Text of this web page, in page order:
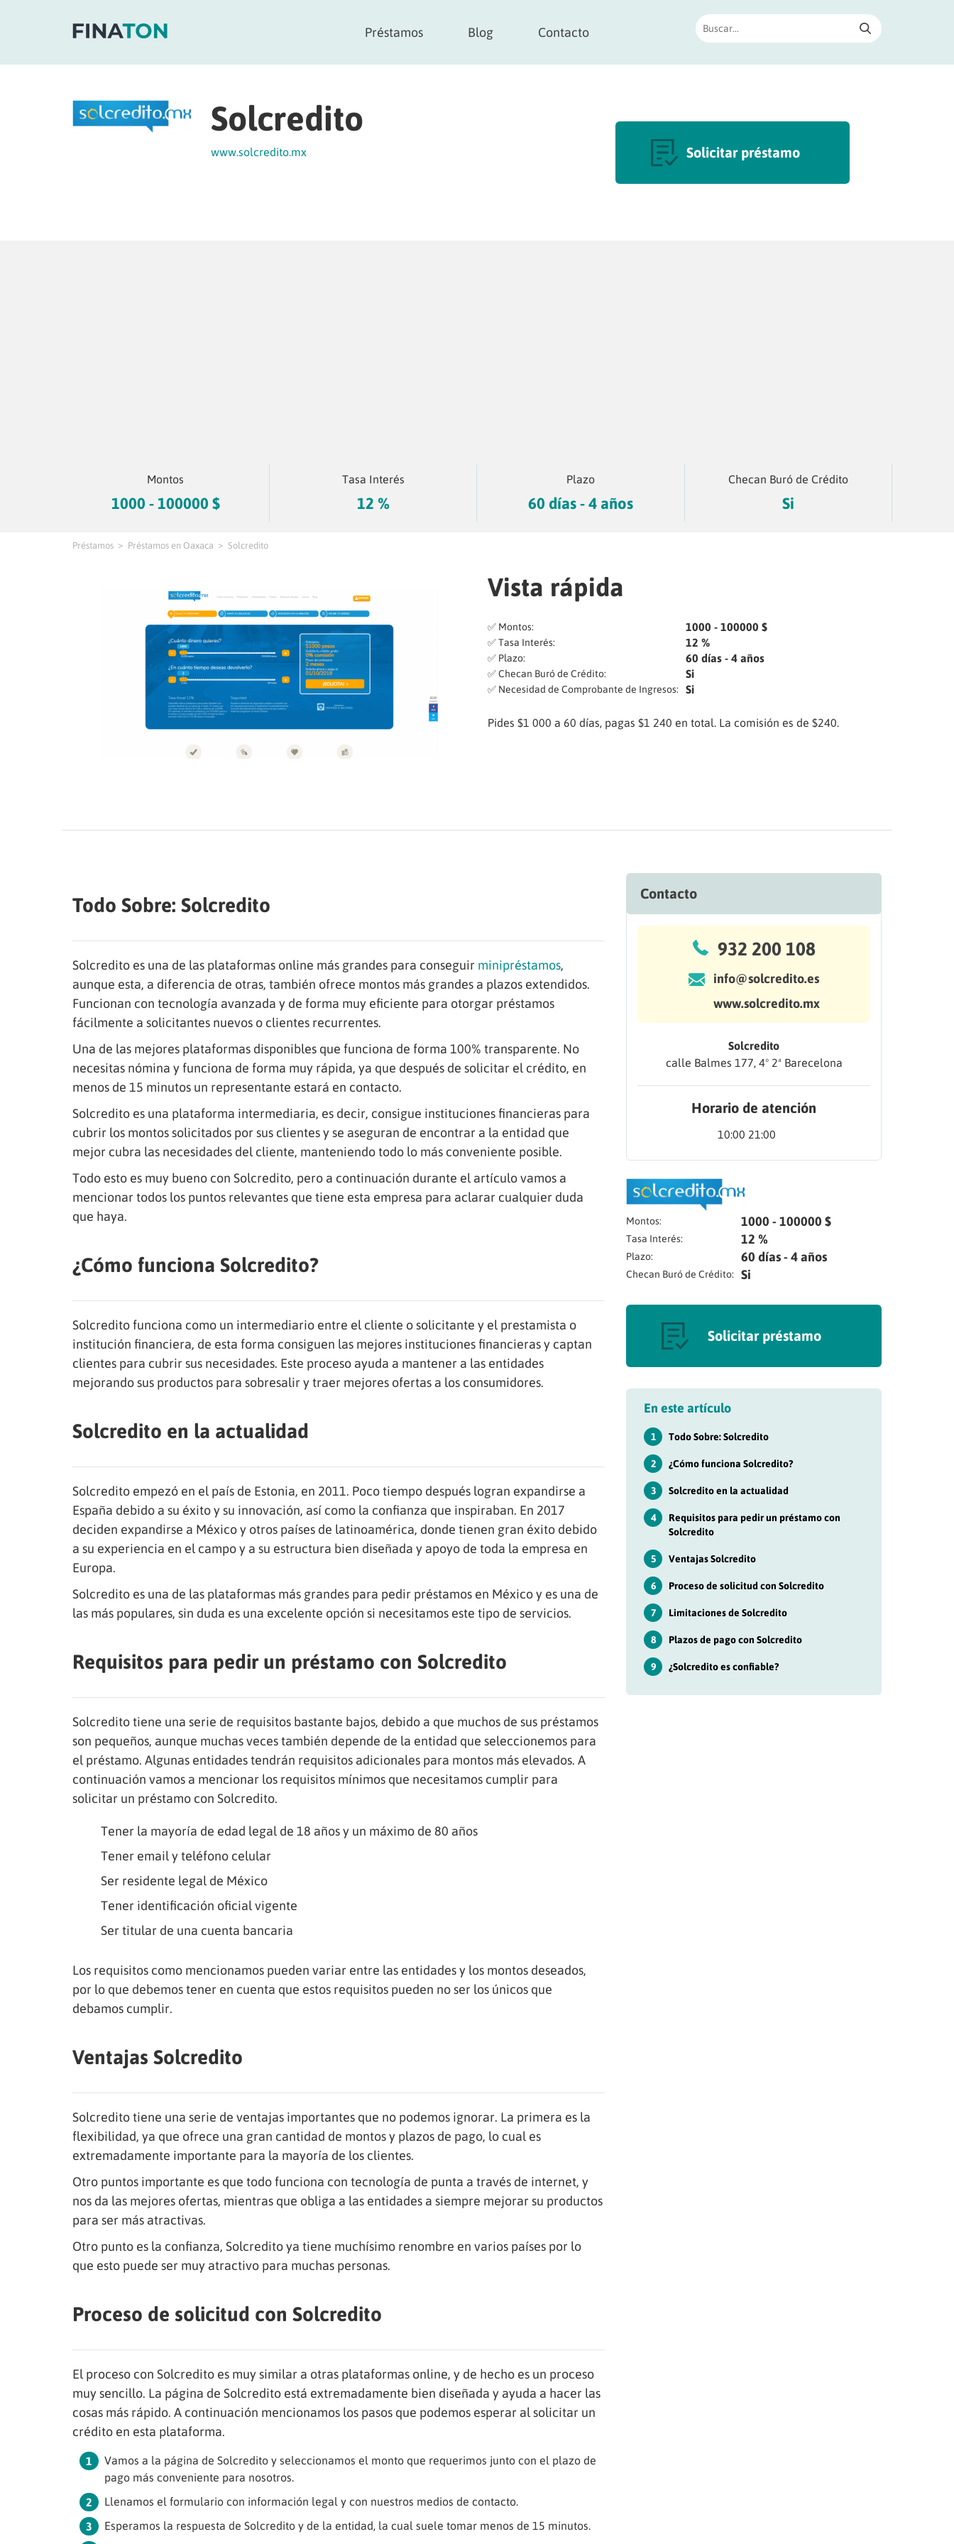
Préstamos Blog Contacto
Solcredito
www.solcredito.mx Solicitar préstamo
Montos
1000 - 100000 $
Tasa Interés
12 %
Plazo
60 días - 4 años
Checan Buró de Crédito
Si
Préstamos Préstamos en Oaxaca Solcredito
Vista rápida
✅ Montos: 1000 - 100000 $
✅ Tasa Interés: 12 %
✅ Plazo: 60 días - 4 años
✅ Checan Buró de Crédito: Si
✅ Necesidad de Comprobante de Ingresos: Si
Pides $1 000 a 60 días, pagas $1 240 en total. La comisión es de $240.
Todo Sobre: Solcredito
Solcredito es una de las plataformas online más grandes para conseguir minipréstamos,
aunque esta, a diferencia de otras, también ofrece montos más grandes a plazos extendidos.
Funcionan con tecnología avanzada y de forma muy eficiente para otorgar préstamos
fácilmente a solicitantes nuevos o clientes recurrentes.
Una de las mejores plataformas disponibles que funciona de forma 100% transparente. No
necesitas nómina y funciona de forma muy rápida, ya que después de solicitar el crédito, en
menos de 15 minutos un representante estará en contacto.
Solcredito es una plataforma intermediaria, es decir, consigue instituciones financieras para
cubrir los montos solicitados por sus clientes y se aseguran de encontrar a la entidad que
mejor cubra las necesidades del cliente, manteniendo todo lo más conveniente posible.
Todo esto es muy bueno con Solcredito, pero a continuación durante el artículo vamos a
mencionar todos los puntos relevantes que tiene esta empresa para aclarar cualquier duda
que haya.
¿Cómo funciona Solcredito?
Solcredito funciona como un intermediario entre el cliente o solicitante y el prestamista o
institución financiera, de esta forma consiguen las mejores instituciones financieras y captan
clientes para cubrir sus necesidades. Este proceso ayuda a mantener a las entidades
mejorando sus productos para sobresalir y traer mejores ofertas a los consumidores.
Solcredito en la actualidad
Solcredito empezó en el país de Estonia, en 2011. Poco tiempo después logran expandirse a
España debido a su éxito y su innovación, así como la confianza que inspiraban. En 2017
deciden expandirse a México y otros países de latinoamérica, donde tienen gran éxito debido
a su experiencia en el campo y a su estructura bien diseñada y apoyo de toda la empresa en
Europa.
Solcredito es una de las plataformas más grandes para pedir préstamos en México y es una de
las más populares, sin duda es una excelente opción si necesitamos este tipo de servicios.
Requisitos para pedir un préstamo con Solcredito
Solcredito tiene una serie de requisitos bastante bajos, debido a que muchos de sus préstamos
son pequeños, aunque muchas veces también depende de la entidad que seleccionemos para
el préstamo. Algunas entidades tendrán requisitos adicionales para montos más elevados. A
continuación vamos a mencionar los requisitos mínimos que necesitamos cumplir para
solicitar un préstamo con Solcredito.
Tener la mayoría de edad legal de 18 años y un máximo de 80 años
Tener email y teléfono celular
Ser residente legal de México
Tener identificación oficial vigente
Ser titular de una cuenta bancaria
Los requisitos como mencionamos pueden variar entre las entidades y los montos deseados,
por lo que debemos tener en cuenta que estos requisitos pueden no ser los únicos que
debamos cumplir.
Ventajas Solcredito
Solcredito tiene una serie de ventajas importantes que no podemos ignorar. La primera es la
flexibilidad, ya que ofrece una gran cantidad de montos y plazos de pago, lo cual es
extremadamente importante para la mayoría de los clientes.
Otro puntos importante es que todo funciona con tecnología de punta a través de internet, y
nos da las mejores ofertas, mientras que obliga a las entidades a siempre mejorar su productos
para ser más atractivas.
Otro punto es la confianza, Solcredito ya tiene muchísimo renombre en varios países por lo
que esto puede ser muy atractivo para muchas personas.
Proceso de solicitud con Solcredito
El proceso con Solcredito es muy similar a otras plataformas online, y de hecho es un proceso
muy sencillo. La página de Solcredito está extremadamente bien diseñada y ayuda a hacer las
cosas más rápido. A continuación mencionamos los pasos que podemos esperar al solicitar un
crédito en esta plataforma.
Vamos a la página de Solcredito y seleccionamos el monto que requerimos junto con el plazo de
pago más conveniente para nosotros.
Llenamos el formulario con información legal y con nuestros medios de contacto.
Esperamos la respuesta de Solcredito y de la entidad, la cual suele tomar menos de 15 minutos.
Contacto
932 200 108
info@solcredito.es
www.solcredito.mx
Solcredito
calle Balmes 177, 4º 2ª Barecelona
Horario de atención
10:00 21:00
Montos: 1000 - 100000 $
Tasa Interés: 12 %
Plazo: 60 días - 4 años
Checan Buró de Crédito: Si
Solicitar préstamo
En este artículo
1 Todo Sobre: Solcredito
2 ¿Cómo funciona Solcredito?
3 Solcredito en la actualidad
4
Requisitos para pedir un préstamo con
Solcredito
5 Ventajas Solcredito
6 Proceso de solicitud con Solcredito
7 Limitaciones de Solcredito
8 Plazos de pago con Solcredito
9 ¿Solcredito es confiable?